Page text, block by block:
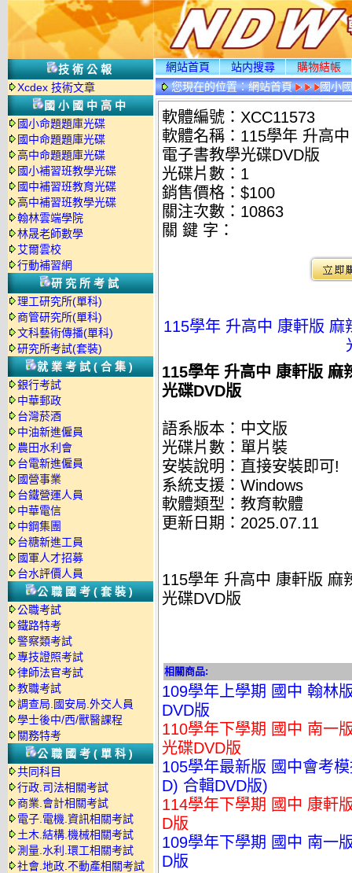
技術公報
Xcdex 技術文章
國小國中高中
國小命題題庫光碟
國中命題題庫光碟
高中命題題庫光碟
國小補習班教學光碟
國中補習班教育光碟
高中補習班教學光碟
翰林雲端學院
林晟老師數學
艾爾雲校
行動補習網
研究所考試
理工研究所(單科)
商管研究所(單科)
文科藝術傳播(單科)
研究所考試(套裝)
就業考試(合集)
銀行考試
中華郵政
台灣菸酒
中油新進僱員
農田水利會
台電新進僱員
國營事業
台鐵營運人員
中華電信
中鋼集團
台糖新進工員
國軍人才招募
台水評價人員
公職國考(套裝)
公職考試
鐵路特考
警察類考試
專技證照考試
律師法官考試
教職考試
調查局.國安局.外交人員
學士後中/西/獸醫課程
關務特考
公職國考(單科)
共同科目
行政.司法相關考試
商業.會計相關考試
電子.電機.資訊相關考試
土木.結構.機械相關考試
測量.水利.環工相關考試
社會.地政.不動產相關考試
網站首頁 站内搜尋
購物結帳
您現在的位置：網站首頁 國小
軟體編號：XCC11573
軟體名稱：115學年 升高
電子書教學光碟DVD版
光碟片數：1
銷售價格：$100
關注次數： 10863
關 鍵 字：
115學年 升高中 康軒版
115學年 升高中 康軒版 麻
光碟DVD版
語系版本：中文版
光碟片數：單片裝
安裝說明：直接安裝即可!
系統支援：Windows
軟體類型：教育軟體
更新日期：2025.07.11
115學年 升高中 康軒版 麻
光碟DVD版
相關商品:
109學年上學期 國中 翰林
DVD版
110學年下學期 國中 南一
光碟DVD版
105學年最新版 國中會考
D) 合輯DVD版)
114學年下學期 國中 康軒
D版
109學年下學期 國中 南一
D版